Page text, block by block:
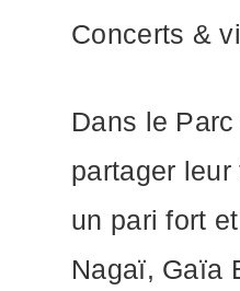
Concerts &
Dans le
partager
un pari fort
Nagaï, Gaïa